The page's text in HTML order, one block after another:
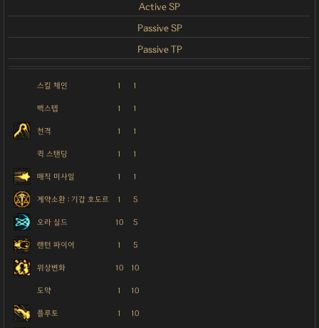
Active SP
Passive SP
Passive TP
스킬 체인 1 1
백스텝 1 1
천격 1 1
퀵 스탠딩 1 1
매직 미사일 1 1
계약소환 : 기갑 호도르 1 5
오라 실드 10 5
랜턴 파이어 1 5
위상변화 10 10
도약 1 10
플루토 1 10